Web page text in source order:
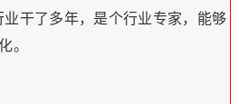
干了多年，是个行业专家，能够
。